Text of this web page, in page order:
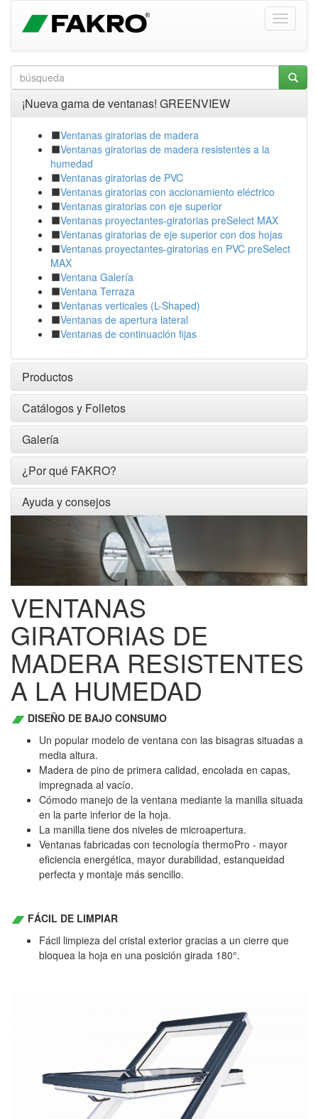
¡Nueva gama de ventanas! GREENVIEW
Ventanas giratorias de madera
Ventanas giratorias de madera resistentes a la
humedad
Ventanas giratorias de PVC
Ventanas giratorias con accionamiento eléctrico
Ventanas giratorias con eje superior
Ventanas proyectantes-giratorias preSelect MAX
Ventanas giratorias de eje superior con dos hojas
Ventanas proyectantes-giratorias en PVC preSelect
MAX
Ventana Galería
Ventana Terraza
Ventanas verticales (L-Shaped)
Ventanas de apertura lateral
Ventanas de continuación fijas
Productos
Catálogos y Folletos
Galería
¿Por qué FAKRO?
Ayuda y consejos
VENTANAS
GIRATORIAS DE
MADERA RESISTENTES
A LA HUMEDAD
DISEÑO DE BAJO CONSUMO
Un popular modelo de ventana con las bisagras situadas a
media altura.
Madera de pino de primera calidad, encolada en capas,
impregnada al vacío.
Cómodo manejo de la ventana mediante la manilla situada
en la parte inferior de la hoja.
La manilla tiene dos niveles de microapertura.
Ventanas fabricadas con tecnología thermoPro - mayor
eficiencia energética, mayor durabilidad, estanqueidad
perfecta y montaje más sencillo.
FÁCIL DE LIMPIAR
Fácil limpieza del cristal exterior gracias a un cierre que
bloquea la hoja en una posición girada 180°.